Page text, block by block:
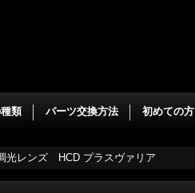
類 パーツ交換方法 初めての方
光レンズ HCD プラスヴァリア